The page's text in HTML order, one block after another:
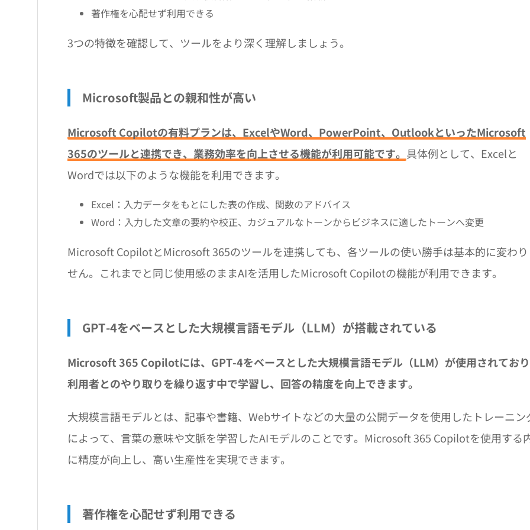
著作権を心配せず利用できる
3つの特徴を確認して、ツールをより深く理解しましょう。
Microsoft製品との親和性が高い
Microsoft Copilotの有料プランは、ExcelやWord、PowerPoint、OutlookといったMicrosoft
365のツールと連携でき、業務効率を向上させる機能が利用可能です。 具体例として、Excelと
Wordでは以下のような機能を利用できます。
Excel：入力データをもとにした表の作成、関数のアドバイス
Word：入力した文章の要約や校正、カジュアルなトーンからビジネスに適したトーンへ変更
Microsoft CopilotとMicrosoft 365のツールを連携しても、各ツールの使い勝手は基本的に変わ
せん。これまでと同じ使用感のままAIを活用したMicrosoft Copilotの機能が利用できます。
GPT-4をベースとした大規模言語モデル（LLM）が搭載されている
Microsoft 365 Copilotには、GPT-4をベースとした大規模言語モデル（LLM）が使用されてお
利用者とのやり取りを繰り返す中で学習し、回答の精度を向上できます。
大規模言語モデルとは、記事や書籍、Webサイトなどの大量の公開データを使用したトレーニン
によって、言葉の意味や文脈を学習したAIモデルのことです。Microsoft 365 Copilotを使用する
に精度が向上し、高い生産性を実現できます。
著作権を心配せず利用できる